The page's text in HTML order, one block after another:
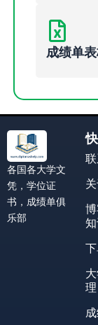
成绩单
各国各大学文
凭，学位证
书，成绩单俱
乐部
理